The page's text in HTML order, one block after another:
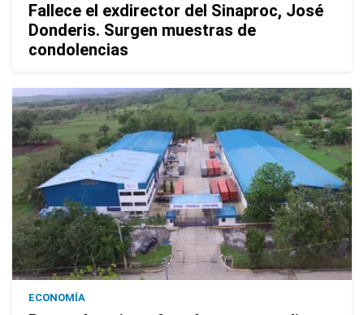
Fallece el exdirector del Sinaproc, José
Donderis. Surgen muestras de
condolencias
ECONOMÍA